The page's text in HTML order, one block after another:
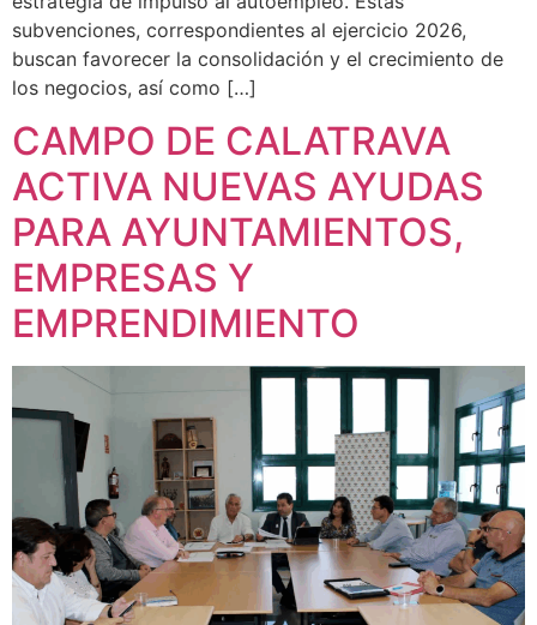
subvenciones, correspondientes al ejercicio 2026,
buscan favorecer la consolidación y el crecimiento de
los negocios, así como […]
CAMPO DE CALATRAVA
ACTIVA NUEVAS AYUDAS
PARA AYUNTAMIENTOS,
EMPRESAS Y
EMPRENDIMIENTO